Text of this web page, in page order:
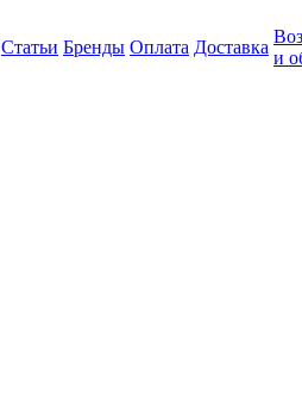
Статьи Бренды Оплата Доставка
и